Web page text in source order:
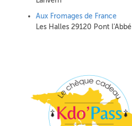
Aux Fromages de France
Les Halles 29120 Pont l'Abbé